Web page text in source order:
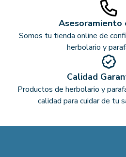
Somos tu tienda online de
herbolario y
Calidad
Productos de herbolario y
calidad para cuidar de tu